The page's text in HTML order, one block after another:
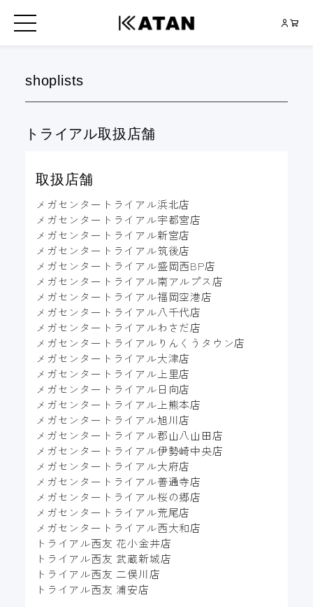
shoplists
トライアル取扱店舗
取扱店舗
メガセンタートライアル浜北店
メガセンタートライアル宇都宮店
メガセンタートライアル新宮店
メガセンタートライアル筑後店
メガセンタートライアル盛岡西BP店
メガセンタートライアル南アルプス店
メガセンタートライアル福岡空港店
メガセンタートライアル八千代店
メガセンタートライアルわさだ店
メガセンタートライアルりんくうタウン店
メガセンタートライアル大津店
メガセンタートライアル上里店
メガセンタートライアル日向店
メガセンタートライアル上熊本店
メガセンタートライアル旭川店
メガセンタートライアル郡山八山田店
メガセンタートライアル伊勢崎中央店
メガセンタートライアル大府店
メガセンタートライアル善通寺店
メガセンタートライアル桜の郷店
メガセンタートライアル荒尾店
メガセンタートライアル西大和店
トライアル西友 花小金井店
トライアル西友 武蔵新城店
トライアル西友 二俣川店
トライアル西友 浦安店